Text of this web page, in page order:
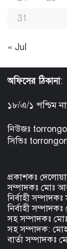
31
« Jul
অফিসের ঠিকানা:
১৮/এ/১ পশ্চিম
নিউজঃ
সিভিঃ
প্রকাশকঃ
সম্পাদকঃ মোঃ
নির্বাহী
নির্বাহী
সহ সম্পাদকঃ
সহ সম্পাদক:
বার্তা